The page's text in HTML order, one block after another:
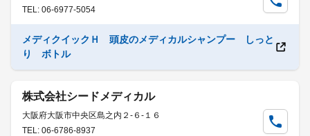
TEL: 06-6977-5054
メディクイックＨ 頭皮のメディカルシャンプー しっと
り ボトル
株式会社シードメディカル
大阪府大阪市中央区島之内２-６-１６
TEL: 06-6786-8937